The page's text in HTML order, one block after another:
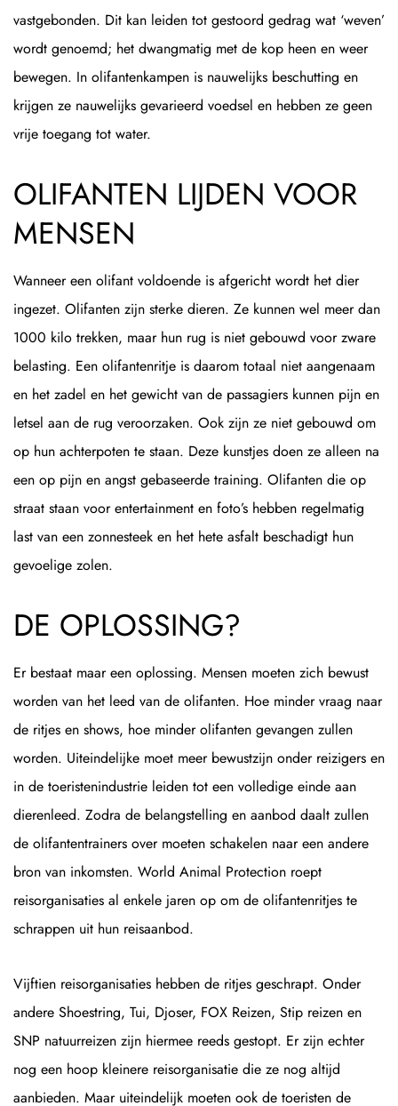
vastgebonden. Dit kan leiden tot gestoord gedrag wat ‘weven’
wordt genoemd; het dwangmatig met de kop heen en weer
bewegen. In olifantenkampen is nauwelijks beschutting en
krijgen ze nauwelijks gevarieerd voedsel en hebben ze geen
vrije toegang tot water.
OLIFANTEN LIJDEN VOOR
MENSEN
Wanneer een olifant voldoende is afgericht wordt het dier
ingezet. Olifanten zijn sterke dieren. Ze kunnen wel meer dan
1000 kilo trekken, maar hun rug is niet gebouwd voor zware
belasting. Een olifantenritje is daarom totaal niet aangenaam
en het zadel en het gewicht van de passagiers kunnen pijn en
letsel aan de rug veroorzaken. Ook zijn ze niet gebouwd om
op hun achterpoten te staan. Deze kunstjes doen ze alleen na
een op pijn en angst gebaseerde training. Olifanten die op
straat staan voor entertainment en foto’s hebben regelmatig
last van een zonnesteek en het hete asfalt beschadigt hun
gevoelige zolen.
DE OPLOSSING?
Er bestaat maar een oplossing. Mensen moeten zich bewust
worden van het leed van de olifanten. Hoe minder vraag naar
de ritjes en shows, hoe minder olifanten gevangen zullen
worden. Uiteindelijke moet meer bewustzijn onder reizigers en
in de toeristenindustrie leiden tot een volledige einde aan
dierenleed. Zodra de belangstelling en aanbod daalt zullen
de olifantentrainers over moeten schakelen naar een andere
bron van inkomsten. World Animal Protection roept
reisorganisaties al enkele jaren op om de olifantenritjes te
schrappen uit hun reisaanbod.
Vijftien reisorganisaties hebben de ritjes geschrapt. Onder
andere Shoestring, Tui, Djoser, FOX Reizen, Stip reizen en
SNP natuurreizen zijn hiermee reeds gestopt. Er zijn echter
nog een hoop kleinere reisorganisatie die ze nog altijd
aanbieden. Maar uiteindelijk moeten ook de toeristen de